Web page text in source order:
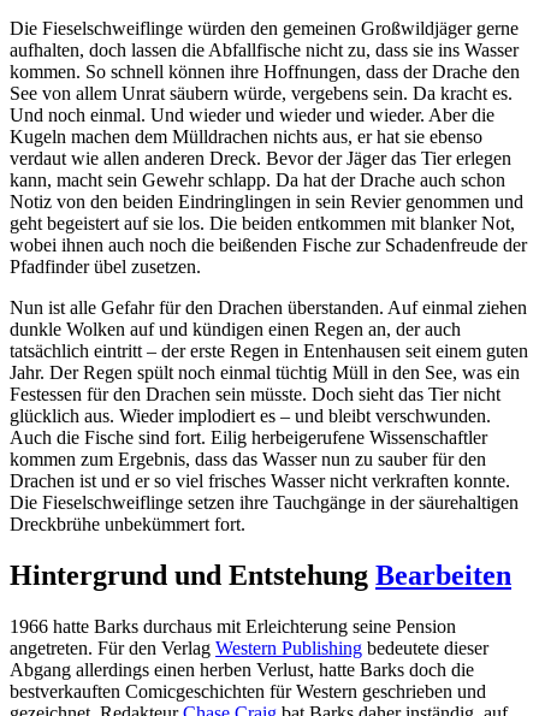
Die Fieselschweiflinge würden den gemeinen Großwildjäger gerne
aufhalten, doch lassen die Abfallfische nicht zu, dass sie ins Wasser
kommen. So schnell können ihre Hoffnungen, dass der Drache den
See von allem Unrat säubern würde, vergebens sein. Da kracht es.
Und noch einmal. Und wieder und wieder und wieder. Aber die
Kugeln machen dem Mülldrachen nichts aus, er hat sie ebenso
verdaut wie allen anderen Dreck. Bevor der Jäger das Tier erlegen
kann, macht sein Gewehr schlapp. Da hat der Drache auch schon
Notiz von den beiden Eindringlingen in sein Revier genommen und
geht begeistert auf sie los. Die beiden entkommen mit blanker Not,
wobei ihnen auch noch die beißenden Fische zur Schadenfreude der
Pfadfinder übel zusetzen.
Nun ist alle Gefahr für den Drachen überstanden. Auf einmal ziehen
dunkle Wolken auf und kündigen einen Regen an, der auch
tatsächlich eintritt – der erste Regen in Entenhausen seit einem guten
Jahr. Der Regen spült noch einmal tüchtig Müll in den See, was ein
Festessen für den Drachen sein müsste. Doch sieht das Tier nicht
glücklich aus. Wieder implodiert es – und bleibt verschwunden.
Auch die Fische sind fort. Eilig herbeigerufene Wissenschaftler
kommen zum Ergebnis, dass das Wasser nun zu sauber für den
Drachen ist und er so viel frisches Wasser nicht verkraften konnte.
Die Fieselschweiflinge setzen ihre Tauchgänge in der säurehaltigen
Dreckbrühe unbekümmert fort.
Hintergrund und Entstehung Bearbeiten
1966 hatte Barks durchaus mit Erleichterung seine Pension
angetreten. Für den Verlag Western Publishing bedeutete dieser
Abgang allerdings einen herben Verlust, hatte Barks doch die
bestverkauften Comicgeschichten für Western geschrieben und